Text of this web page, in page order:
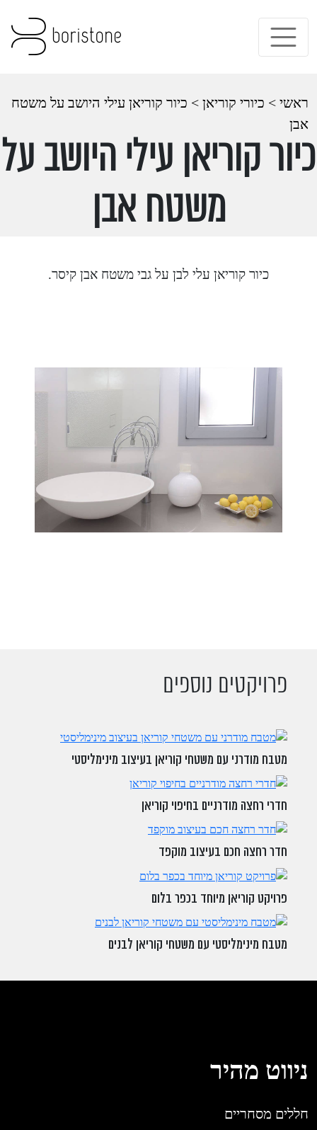
ראשי > כיורי קוריאן > כיור קוריאן עילי היושב על משטח
אבן
כיור קוריאן עילי היושב על
משטח אבן
כיור קוריאן עלי לבן על גבי משטח אבן קיסר.
פרויקטים נוספים
מטבח מודרני עם משטחי קוריאן בעיצוב מינימליסטי
חדרי רחצה מודרניים בחיפוי קוריאן
חדר רחצה חכם בעיצוב מוקפד
פרויקט קוריאן מיוחד בכפר בלום
מטבח מינימליסטי עם משטחי קוריאן לבנים
ניווט מהיר
חללים מסחריים